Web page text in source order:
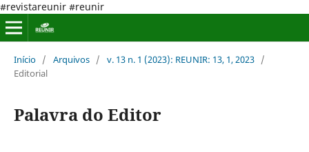
#revistareunir #reunir
Início / Arquivos / v. 13 n. 1 (2023): REUNIR: 13, 1, 2023 /
Editorial
Palavra do Editor